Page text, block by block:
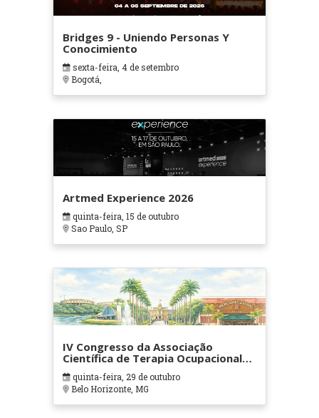
Bridges 9 - Uniendo Personas Y
Conocimiento
sexta-feira, 4 de setembro
Bogotá,
Artmed Experience 2026
quinta-feira, 15 de outubro
Sao Paulo, SP
IV Congresso da Associação
Científica de Terapia Ocupacional
em Contextos Hospitalares e
Cuidados Paliativos - ATOHOSP
quinta-feira, 29 de outubro
Belo Horizonte, MG